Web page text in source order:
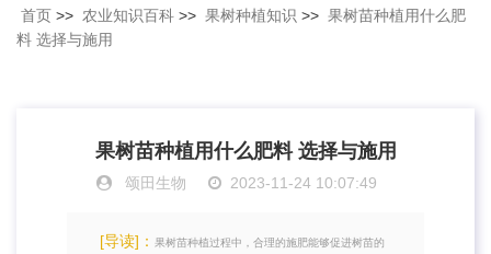
首页 >> 农业知识百科 >> 果树种植知识 >> 果树苗种植用什么肥
料 选择与施用
果树苗种植用什么肥料 选择与施用
颂田生物 2023-11-24 10:07:49
[导读]： 果树苗种植过程中，合理的施肥能够促进树苗的